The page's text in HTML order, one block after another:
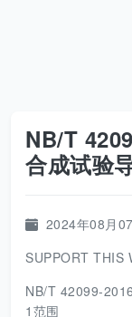
NB/T
合成试验
2024年08月
SUPPORT THIS
NB/T 42099-
1范围